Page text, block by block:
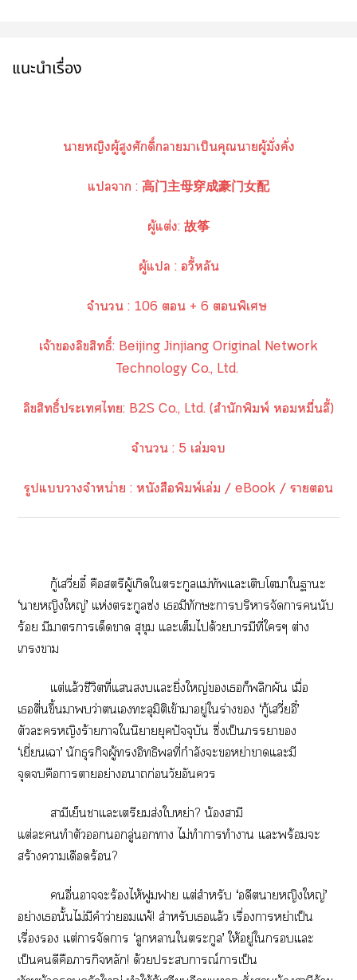
แนะนำเรื่อง
าหญิงผู้สูงศักดิ์าาเป็นคุณาผู้มั่งคั่ง
แา : 高门主母穿成豪门女配
ผู้แต่ง: 故筝
ผู้แ : อวี้หลัน
จำนวน : 106  + 6 พิเศษ
เจ้าลิขสิทธิ์: Beijing Jinjiang Original Network
Technology Co., Ltd.
ลิขสิทธิ์ะเไ: B2S Co., Ltd. (สำนักพิมพ์ หมื่นลี้)
จำนวน : 5 เล่ม
รูปแาจำหน่าย : หนังสือพิมพ์เล่ม / eBook / า
กู้เวี่ยอี๋ คือสตรีผู้เกิดใตระกูลแม่ทัพแะเติบโตาใาะ
‘าหญิงใหญ่’ แห่งตระกูลซ่ง เมีทักษะาบริหารจัดานับ
ร้อย มีาาเด็ดา สุขุม แะเต็มได้วยบารมีที่ใๆ ต่าง
เา
แต่แล้วชีวิตที่แแะยิ่งใหญ่เก็พลิกผัน เมื่อ
เตื่นขึ้นาว่าเทะลุมิติเข้าาอยู่ใร่าง ‘กู้เวี่ยอี๋’
ตัวะหญิงร้ายกาจในิยายยุคปัจจุบัน ซึ่งเป็นา
‘เยี่ยนเา’ นักธุรกิจผู้อิทธิที่กำลังะหย่าาแะมี
จุดคือาาอย่างาก่อนวัยอัน
สามีเย็นาแะเตรียมส่งใหย่า? น้องสามี
แต่ะทำตัวนอกลู่นอกทาง ไม่ทำาทำา แะพร้อมะ
สร้างาเดือดร้อน?
อื่นาะร้องไห้ฟูมฟาย แต่สำหรับ ‘อดีตาหญิงใหญ่’
อย่างเนั้นไม่มีคำว่ายแพ้! สำหรับเแล้ว เรื่องาหย่าเป็น
เรื่อง แต่าจัดา ‘ลูกาใตระกูล’ ให้อยู่ใแะ
เป็นดีคือภารกิจหลัก! ด้วยะการณ์าเป็น